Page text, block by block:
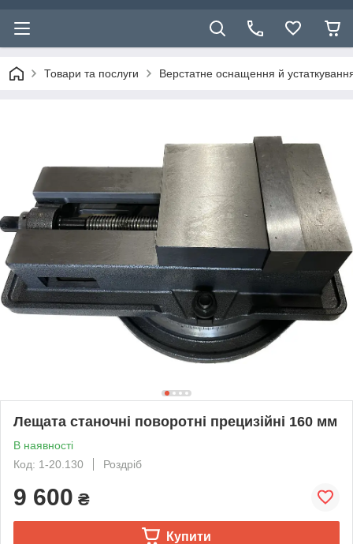
Товари та послуги Верстатне оснащення й
Лещата станочні поворотні прецизійні 160 мм
В наявності
Код: 1-20.130
Роздріб
9 600 ₴
Купити